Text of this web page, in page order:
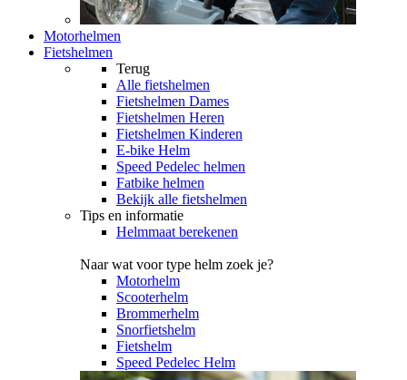
Motorhelmen
Fietshelmen
Terug
Alle fietshelmen
Fietshelmen Dames
Fietshelmen Heren
Fietshelmen Kinderen
E-bike Helm
Speed Pedelec helmen
Fatbike helmen
Bekijk alle fietshelmen
Tips en informatie
Helmmaat berekenen
Naar wat voor type helm zoek je?
Motorhelm
Scooterhelm
Brommerhelm
Snorfietshelm
Fietshelm
Speed Pedelec Helm